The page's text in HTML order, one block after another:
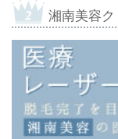
湘南美容ク